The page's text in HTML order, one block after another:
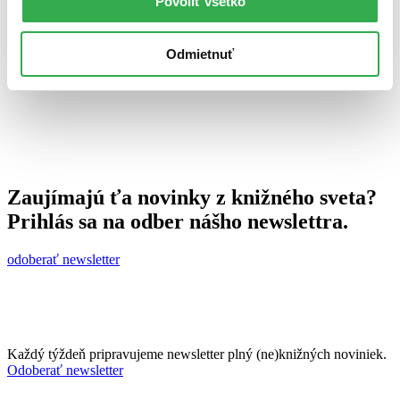
Odmietnuť
Zaujímajú ťa novinky z knižného sveta?
Prihlás sa na odber nášho newslettra.
odoberať newsletter
Každý týždeň pripravujeme newsletter plný (ne)knižných noviniek.
Odoberať newsletter